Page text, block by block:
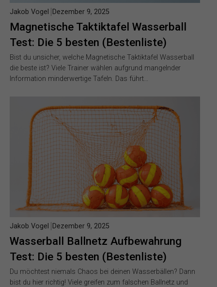
Magnetische Taktiktafel Wasserball
Test: Die 5 besten (Bestenliste)
Jakob Vogel Dezember 9, 2025
Bist du unsicher, welche Magnetische Taktiktafel Wasserball
die beste ist? Viele Trainer wählen aufgrund mangelnder
Information minderwertige Tafeln. Das führt…
Wasserball Ballnetz Aufbewahrung
Test: Die 5 besten (Bestenliste)
Jakob Vogel Dezember 9, 2025
Du möchtest niemals Chaos bei deinen Wasserbällen? Dann
bist du hier richtig! Viele greifen zum falschen Ballnetz und